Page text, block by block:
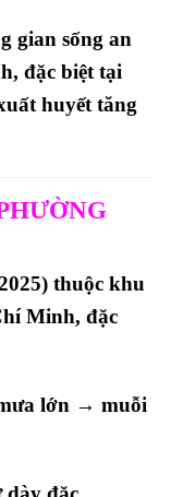
gian sống an
, đặc biệt tại
huyết tăng
thuộc khu
Minh, đặc
lớn → muỗi